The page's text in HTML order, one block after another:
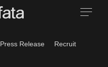
Press Release
Recruit